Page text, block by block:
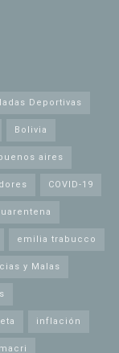
Deportivas
Bolivia
aires
COVID-19
emilia trabucco
y Malas
inflación